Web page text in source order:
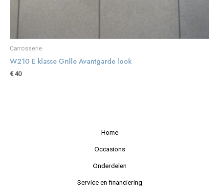
Carrosserie
W210 E klasse Grille Avantgarde look
€40
Home
Occasions
Onderdelen
Service en financiering